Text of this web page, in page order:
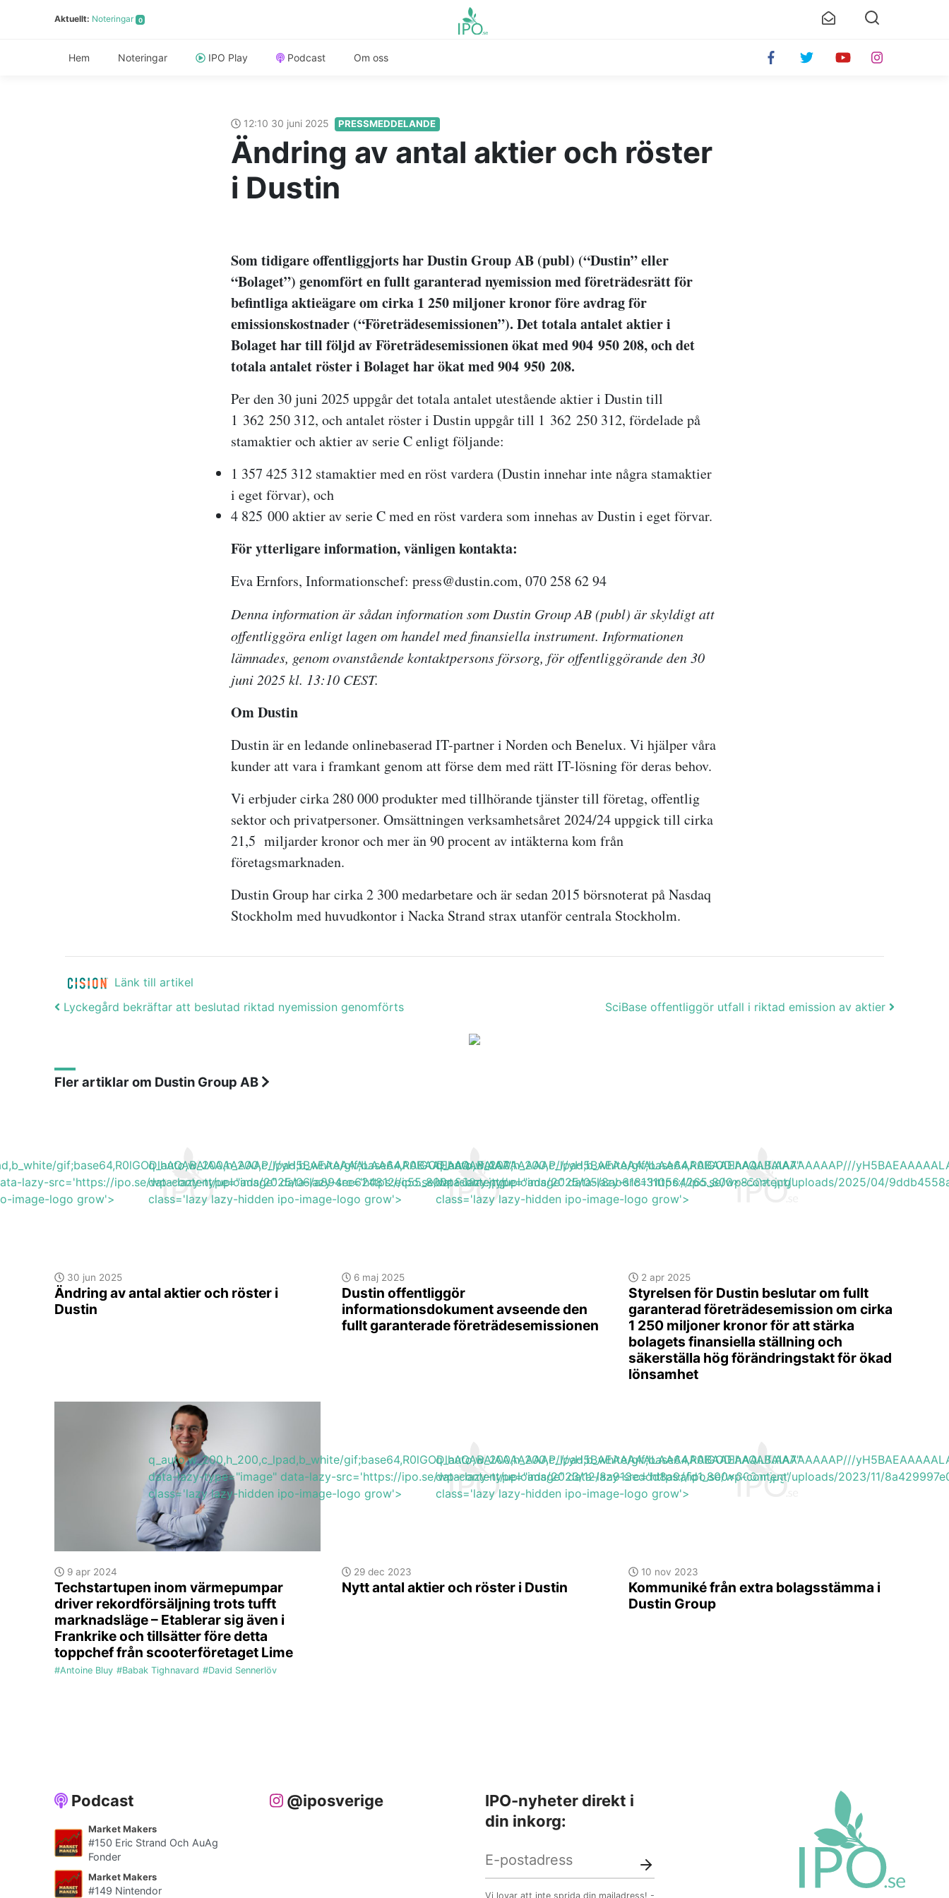
Aktuellt: Noteringar 0
Hem Noteringar IPO Play Podcast Om oss
12:10 30 juni 2025 PRESSMEDDELANDE
Ändring av antal aktier och röster
i Dustin
Som tidigare offentliggjorts har Dustin Group AB (publ) (“Dustin” eller
“Bolaget”) genomfört en fullt garanterad nyemission med företrädesrätt för
befintliga aktieägare om cirka 1 250 miljoner kronor före avdrag för
emissionskostnader (“Företrädesemissionen”). Det totala antalet aktier i
Bolaget har till följd av Företrädesemissionen ökat med 904 950 208, och det
totala antalet röster i Bolaget har ökat med 904 950 208.
Per den 30 juni 2025 uppgår det totala antalet utestående aktier i Dustin till
1 362 250 312, och antalet röster i Dustin uppgår till 1 362 250 312, fördelade på
stamaktier och aktier av serie C enligt följande:
1 357 425 312 stamaktier med en röst vardera (Dustin innehar inte några stamaktier
i eget förvar), och
4 825 000 aktier av serie C med en röst vardera som innehas av Dustin i eget förvar.
För ytterligare information, vänligen kontakta:
Eva Ernfors, Informationschef: press@dustin.com, 070 258 62 94
Denna information är sådan information som Dustin Group AB (publ) är skyldigt att
offentliggöra enligt lagen om handel med finansiella instrument. Informationen
lämnades, genom ovanstående kontaktpersons försorg, för offentliggörande den 30
juni 2025 kl. 13:10 CEST.
Om Dustin
Dustin är en ledande onlinebaserad IT-partner i Norden och Benelux. Vi hjälper våra
kunder att vara i framkant genom att förse dem med rätt IT-lösning för deras behov.
Vi erbjuder cirka 280 000 produkter med tillhörande tjänster till företag, offentlig
sektor och privatpersoner. Omsättningen verksamhetsåret 2024/24 uppgick till cirka
21,5 miljarder kronor och mer än 90 procent av intäkterna kom från
företagsmarknaden.
Dustin Group har cirka 2 300 medarbetare och är sedan 2015 börsnoterat på Nasdaq
Stockholm med huvudkontor i Nacka Strand strax utanför centrala Stockholm.
Länk till artikel
Post navigation
Lyckegård bekräftar att beslutad riktad nyemission genomförts SciBase offentliggör utfall i riktad emission av aktier
Fler artiklar om Dustin Group AB
gif;base64,R0lGODlhAQABAIAAAAAAAP///yH5BAEAAAAALAAAAAABAAEAAAIBRAA7"
lazy-src='https://ipo.se/wp-content/uploads/2025/06/a894ee624812ec55_800x800ar.jpg'
image-logo grow'>
30 jun 2025
Ändring av antal aktier och röster i
Dustin
q_auto,w_200,h_200,c_lpad,b_white/gif;base64,R0lGODlhAQABAIAAAAAAAP///yH5BAEAAAAALAAAAAABAAEAAAIBRAA7"
data-lazy-type="image" data-lazy-src='https://ipo.se/wp-content/uploads/2025/05/8ab6181310564265_800x800ar.jpg'
class='lazy lazy-hidden ipo-image-logo grow'>
6 maj 2025
Dustin offentliggör
informationsdokument avseende den
fullt garanterade företrädesemissionen
q_auto,w_200,h_200,c_lpad,b_white/gif;base64,R0lGODlhAQABAIAAAAAAAP///
data-lazy-type="image" data-lazy-src='https://ipo.se/wp-content/uploads/2025/04/
class='lazy lazy-hidden ipo-image-logo grow'>
2 apr 2025
Styrelsen för Dustin beslutar om fullt
garanterad företrädesemission om cirka
1 250 miljoner kronor för att stärka
bolagets finansiella ställning och
säkerställa hög förändringstakt för ökad
lönsamhet
9 apr 2024
Techstartupen inom värmepumpar
driver rekordförsäljning trots tufft
marknadsläge – Etablerar sig även i
Frankrike och tillsätter före detta
toppchef från scooterföretaget Lime
#Antoine Bluy #Babak Tighnavard #David Sennerlöv
q_auto,w_200,h_200,c_lpad,b_white/gif;base64,R0lGODlhAQABAIAAAAAAAP///yH5BAEAAAAALAAAAAABAAEAAAIBRAA7"
data-lazy-type="image" data-lazy-src='https://ipo.se/wp-content/uploads/2023/12/8a913eddd8a9afd1_800x800ar.jpg'
class='lazy lazy-hidden ipo-image-logo grow'>
29 dec 2023
Nytt antal aktier och röster i Dustin
q_auto,w_200,h_200,c_lpad,b_white/gif;base64,R0lGODlhAQABAIAAAAAAAP///
data-lazy-type="image" data-lazy-src='https://ipo.se/wp-content/uploads/2023/11/
class='lazy lazy-hidden ipo-image-logo grow'>
10 nov 2023
Kommuniké från extra bolagsstämma i
Dustin Group
Podcast
Market Makers
#150 Eric Strand Och AuAg
Fonder
Market Makers
#149 Nintendor
@iposverige
IPO-nyheter direkt i
din inkorg:
Vi lovar att inte sprida din mailadress! -